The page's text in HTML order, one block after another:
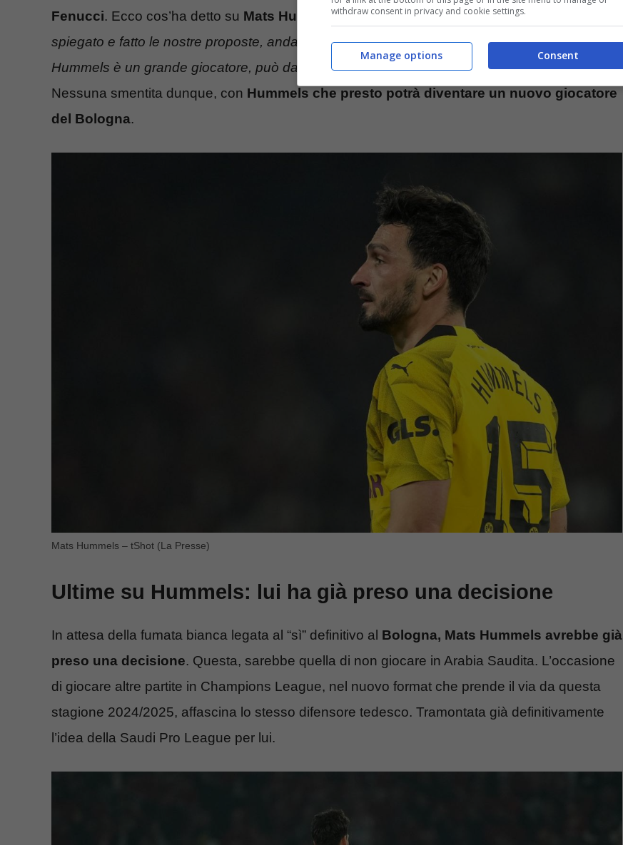
Fenucci. Ecco cos’ha detto su Mats Hummels:“Aspettiamo una risposta, noi abbiamo
spiegato e fatto le nostre proposte, andando a parlare di quello che è il nostro progetto.
Hummels è un grande giocatore, può darci una mano sia dentro che fuori dal campo”.
Nessuna smentita dunque, con Hummels che presto potrà diventare un nuovo giocatore
del Bologna.
Mats Hummels – tShot (La Presse)
Ultime su Hummels: lui ha già preso una decisione
In attesa della fumata bianca legata al “sì” definitivo al Bologna, Mats Hummels avrebbe già
preso una decisione. Questa, sarebbe quella di non giocare in Arabia Saudita. L’occasione
di giocare altre partite in Champions League, nel nuovo format che prende il via da questa
stagione 2024/2025, affascina lo stesso difensore tedesco. Tramontata già definitivamente
l’idea della Saudi Pro League per lui.
withdraw consent in privacy and cookie settings.
Consent
Manage options